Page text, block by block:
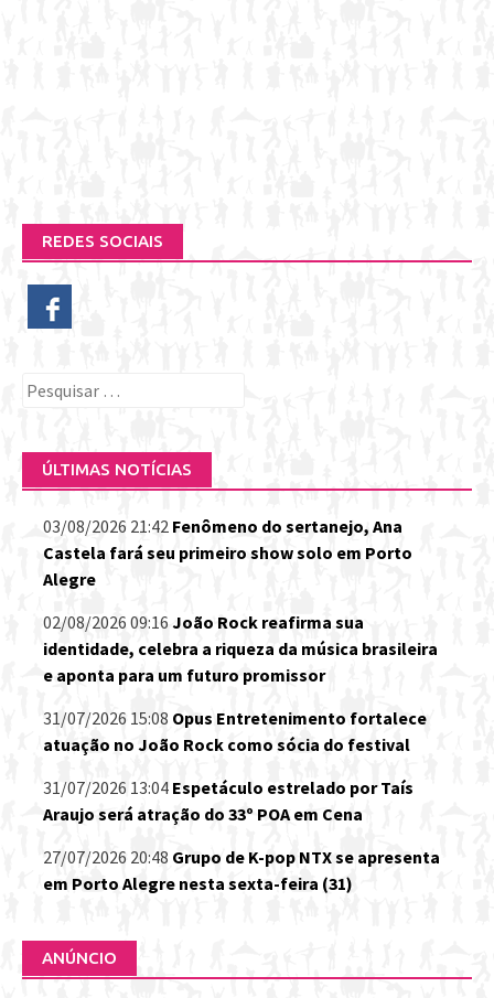
REDES SOCIAIS
Pesquisar
ÚLTIMAS NOTÍCIAS
03/08/2026 21:42 Fenômeno do sertanejo, Ana
Castela fará seu primeiro show solo em Porto
Alegre
02/08/2026 09:16 João Rock reafirma sua
identidade, celebra a riqueza da música brasileira
e aponta para um futuro promissor
31/07/2026 15:08 Opus Entretenimento fortalece
atuação no João Rock como sócia do festival
31/07/2026 13:04 Espetáculo estrelado por Taís
Araujo será atração do 33º POA em Cena
27/07/2026 20:48 Grupo de K-pop NTX se apresenta
em Porto Alegre nesta sexta-feira (31)
ANÚNCIO